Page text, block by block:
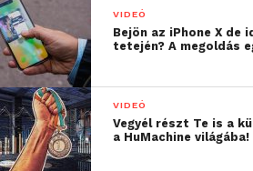
VIDEÓ
Bejön az iPhone X de
tetején? A megoldás
VIDEÓ
Vegyél részt Te is a
a HuMachine világába!